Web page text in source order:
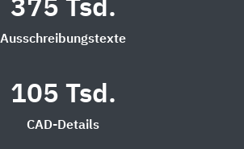
375 Tsd.
Ausschreibungstexte
105 Tsd.
CAD-Details